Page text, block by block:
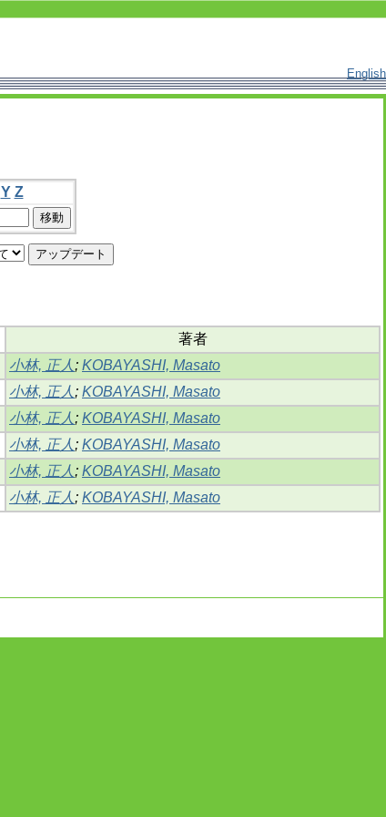
English
Y Z
著者
小林, 正人 ; KOBAYASHI, Masato
小林, 正人 ; KOBAYASHI, Masato
小林, 正人 ; KOBAYASHI, Masato
小林, 正人 ; KOBAYASHI, Masato
小林, 正人 ; KOBAYASHI, Masato
小林, 正人 ; KOBAYASHI, Masato